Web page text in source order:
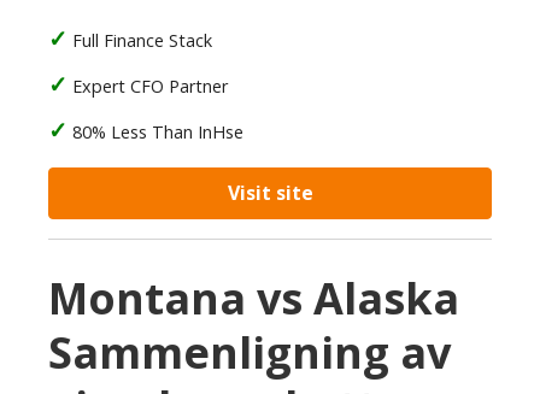
Full Finance Stack
Expert CFO Partner
80% Less Than InHse
Visit site
Montana vs Alaska
Sammenligning av